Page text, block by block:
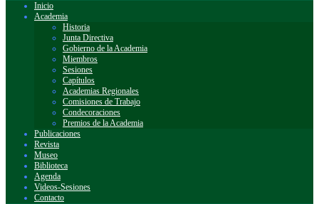
Inicio
Academia
Historia
Junta Directiva
Gobierno de la Academia
Miembros
Sesiones
Capítulos
Academias Regionales
Comisiones de Trabajo
Condecoraciones
Premios de la Academia
Publicaciones
Revista
Museo
Biblioteca
Agenda
Videos-Sesiones
Contacto